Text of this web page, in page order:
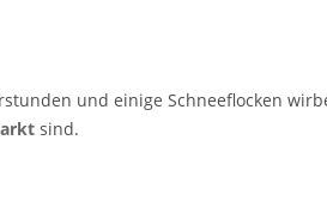
und einige Schneeflocken
sind.